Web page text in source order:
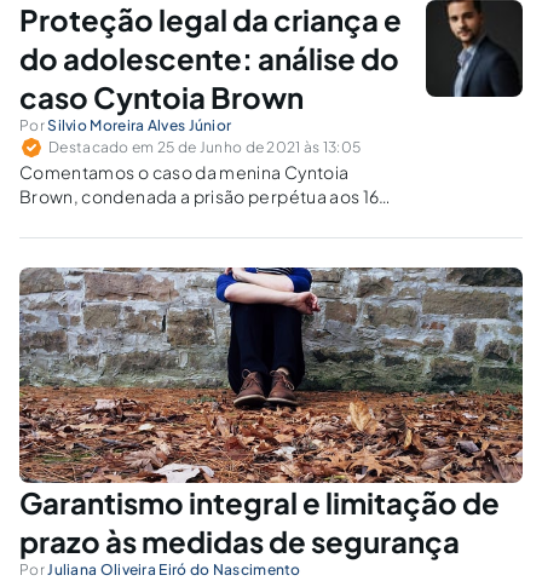
Proteção legal da criança e
do adolescente: análise do
caso Cyntoia Brown
PorSilvio Moreira Alves Júnior
Destacado em 25 de Junho de 2021 às 13:05
Comentamos o caso da menina Cyntoia
Brown, condenada a prisão perpétua aos 16
Garantismo integral e limitação de
prazo às medidas de segurança
PorJuliana Oliveira Eiró do Nascimento